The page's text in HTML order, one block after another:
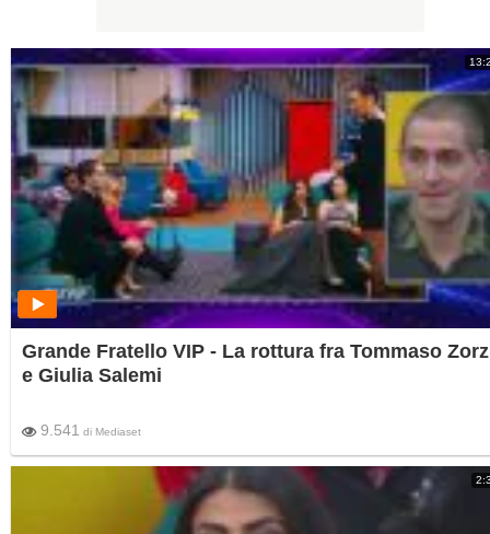
Grande Fratello VIP - La rottura fra Tommaso
e Giulia Salemi
9.541 di Mediaset